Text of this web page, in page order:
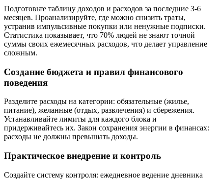
Подготовьте таблицу доходов и расходов за последние 3-6
месяцев. Проанализируйте, где можно снизить траты,
устранив импульсивные покупки или ненужные подписки.
Статистика показывает, что 70% людей не знают точной
суммы своих ежемесячных расходов, что делает управление
сложным.
Создание бюджета и правил финансового
поведения
Разделите расходы на категории: обязательные (жилье,
питание), желанные (отдых, развлечения) и сбережения.
Устанавливайте лимиты для каждого блока и
придерживайтесь их. Закон сохранения энергии в финансах:
расходы не должны превышать доходы.
Практическое внедрение и контроль
Создайте систему контроля: ежедневное ведение дневника